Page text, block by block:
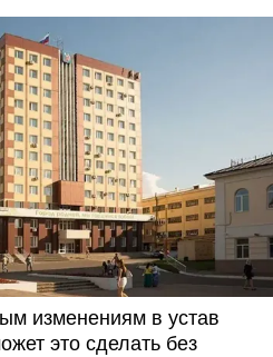
изменениям в устав
это сделать без